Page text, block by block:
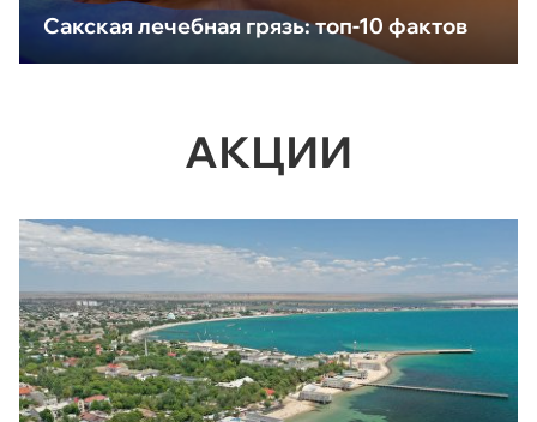
Сакская лечебная грязь: топ-10 фактов
АКЦИИ